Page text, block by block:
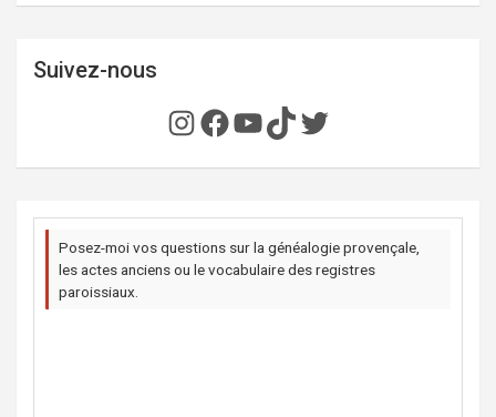
Suivez-nous
Instagram
Facebook
YouTube
TikTok
Twitter
Posez-moi vos questions sur la généalogie provençale,
les actes anciens ou le vocabulaire des registres
paroissiaux.